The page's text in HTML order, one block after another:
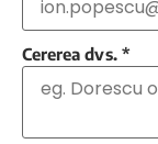
Cererea dvs. *